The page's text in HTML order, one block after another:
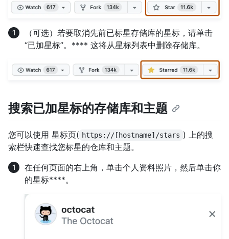
（可选）若要取消先前已标星存储库的星标，请单击
“已加星标”。**** 这将从星标列表中删除存储库。
搜索已加星标的存储库和主题
您可以使用 星标页( https://[hostname]/stars ) 上的搜
索栏快速查找您标星的仓库和主题。
在任何页面的右上角，单击个人资料照片，然后单击你
的星标****。